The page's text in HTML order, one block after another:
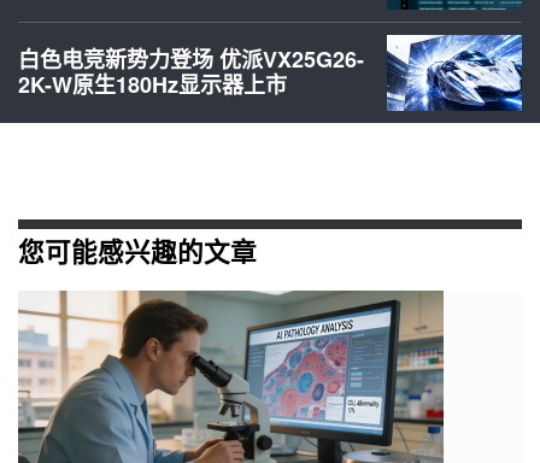
白色电竞新势力登场 优派VX25G26-
2K-W原生180Hz显示器上市
您可能感兴趣的文章